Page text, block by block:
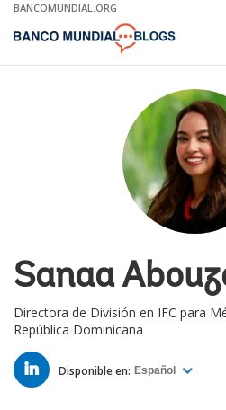
Skip
Main
BANCOMUNDIAL.ORG
Sanaa
Directora de División en IFC para
República Dominicana
LINKED
IN Disponible en: Español